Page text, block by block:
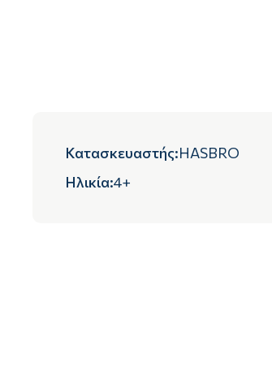
Κατασκευαστής:HASBRO
Ηλικία:4+